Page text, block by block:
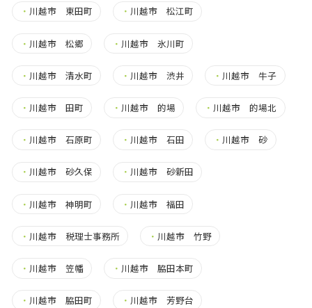
・ 川越市 東田町 ・ 川越市 松江町
・ 川越市 松郷 ・ 川越市 氷川町
・ 川越市 清水町 ・ 川越市 渋井 ・ 川越市 牛子
・ 川越市 田町 ・ 川越市 的場 ・ 川越市 的場北
・ 川越市 石原町 ・ 川越市 石田 ・ 川越市 砂
・ 川越市 砂久保 ・ 川越市 砂新田
・ 川越市 神明町 ・ 川越市 福田
・ 川越市 税理士事務所 ・ 川越市 竹野
・ 川越市 笠幡 ・ 川越市 脇田本町
・ 川越市 脇田町 ・ 川越市 芳野台